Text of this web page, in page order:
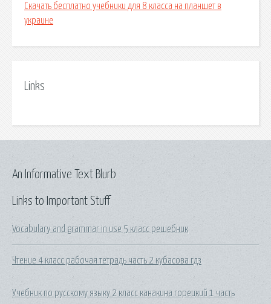
Скачать бесплатно учебники для 8 класса на планшет в
украине
Links
Links to Important Stuff
Vocabulary and grammar in use 5 класс решебник
Чтение 4 класс рабочая тетрадь часть 2 кубасова гдз
Учебник по русскому языку 2 класс канакина горецкий 1 часть
An Informative Text Blurb